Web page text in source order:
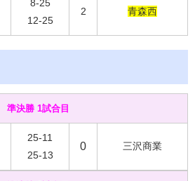
8-25
12-25
2 青森西
準決勝 1試合目
25-11
25-13
0 三沢商業